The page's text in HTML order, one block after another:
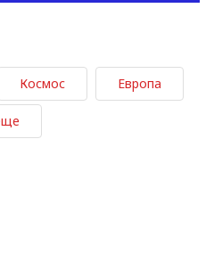
Космос Европа